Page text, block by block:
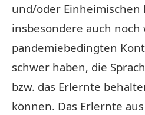
und/oder Einheimischen
insbesondere auch noch
pandemiebedingten
schwer haben, die
bzw. das Erlernte
können. Das Erlernte